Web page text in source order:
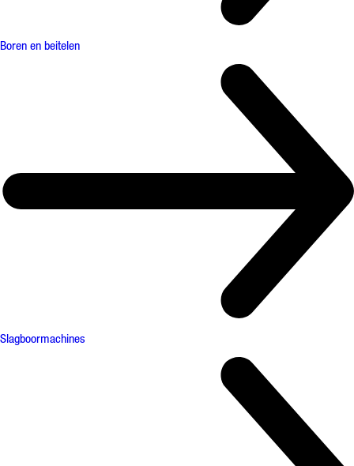
Boren en beitelen
Slagboormachines